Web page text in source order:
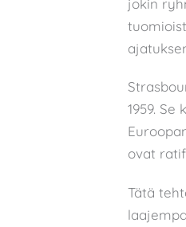
jokin
1959.
ovat
Tätä